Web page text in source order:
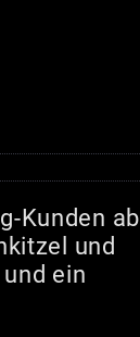
Kunden ab
und
ein